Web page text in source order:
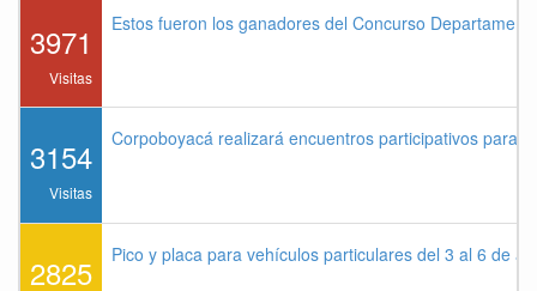
3971
Visitas
Estos fueron los ganadores del Concurso
3154
Visitas
Corpoboyacá realizará encuentros participativos para
2825 Pico y placa para vehículos particulares del 3 al 6 de